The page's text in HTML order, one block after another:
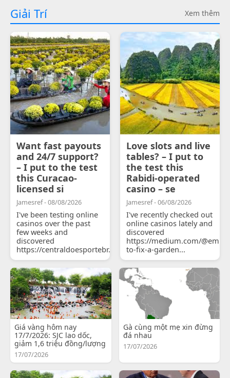
Giải Trí Xem thêm
Want fast payouts
and 24/7 support?
– I put to the test
this Curacao-
licensed si
Jamesref - 08/08/2026
I've been testing online
casinos over the past
few weeks and
discovered
https://centraldoesportebr.substack.com/p/cucure...
Love slots and live
tables? – I put to
the test this
Rabidi-operated
casino – se
Jamesref - 06/08/2026
I've recently checked out
online casinos lately and
discovered
https://medium.com/
to-fix-a-garden...
Giá vàng hôm nay
17/7/2026: SJC lao dốc,
giảm 1,6 triệu đồng/lượng
17/07/2026
Gà cùng một mẹ xin đừng
đá nhau
17/07/2026